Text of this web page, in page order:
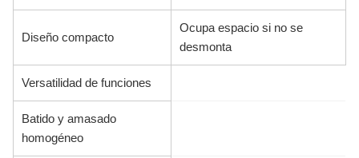
Diseño compacto
Ocupa espacio si no se
desmonta
Versatilidad de funciones
Batido y amasado
homogéneo